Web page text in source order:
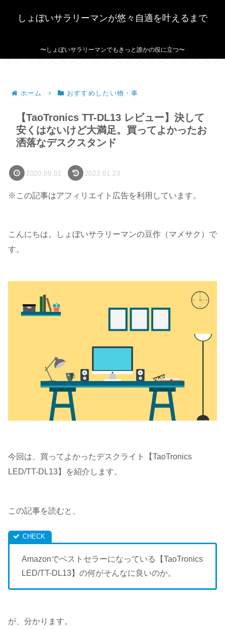
しょぼいサラリーマンが悠々自適を叶えるまで
〜しょぼいサラリーマンでもきっと誰かの役に立つ〜
ホーム おすすめしたい物・事
【TaoTronics TT-DL13 レビュー】決して
安くはないけど大満足。買ってよかったお
洒落なデスクスタンド
2020.09.01 2022.01.23
※この記事はアフィリエイト広告を利用しています。
こんにちは。しょぼいサラリーマンの豆作（マメサク）で
す。
今回は、買ってよかったデスクライト【TaoTronics
LED/TT-DL13】を紹介します。
この記事を読むと、
Amazonでベストセラーになっている【TaoTronics
LED/TT-DL13】の何がそんなに良いのか。
が、分かります。